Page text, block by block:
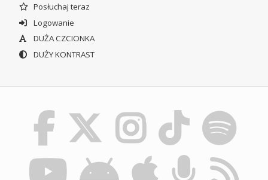
Posłuchaj teraz
Logowanie
DUŻA CZCIONKA
DUŻY KONTRAST